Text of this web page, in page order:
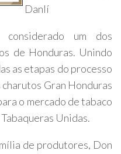
Danlí
um dos
de Honduras. Unindo
as etapas do processo
Gran Honduras
o mercado de tabaco
Unidas.
de produtores, Don